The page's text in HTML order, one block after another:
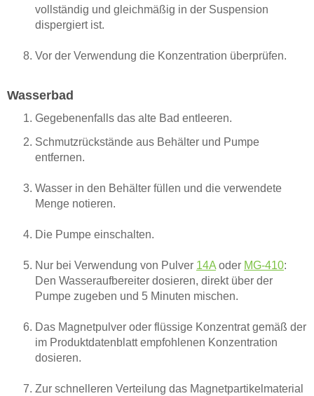
vollständig und gleichmäßig in der Suspension
dispergiert ist.
Vor der Verwendung die Konzentration überprüfen.
Wasserbad
Gegebenenfalls das alte Bad entleeren.
Schmutzrückstände aus Behälter und Pumpe
entfernen.
Wasser in den Behälter füllen und die verwendete
Menge notieren.
Die Pumpe einschalten.
Nur bei Verwendung von Pulver 14A oder MG-410:
Den Wasseraufbereiter dosieren, direkt über der
Pumpe zugeben und 5 Minuten mischen.
Das Magnetpulver oder flüssige Konzentrat gemäß der
im Produktdatenblatt empfohlenen Konzentration
dosieren.
Zur schnelleren Verteilung das Magnetpartikelmaterial